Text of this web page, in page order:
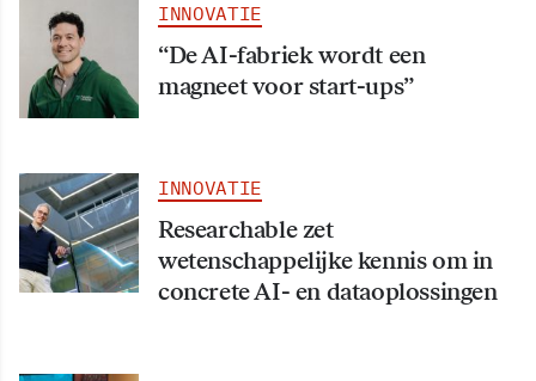
INNOVATIE
“De AI-fabriek wordt een
magneet voor start-ups”
INNOVATIE
Researchable zet
wetenschappelijke kennis om in
concrete AI- en dataoplossingen